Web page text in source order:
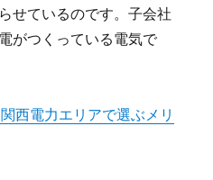
せているのです。子会社
がつくっている電気で
西電力エリアで選ぶメリ